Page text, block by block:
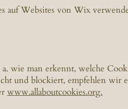
auf Websites von Wix
wie man erkennt, welche
und blockiert, empfehlen wir
www.allaboutcookies.org.